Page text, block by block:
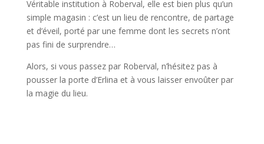
Véritable institution à Roberval, elle est bien plus qu’un
simple magasin : c’est un lieu de rencontre, de partage
et d’éveil, porté par une femme dont les secrets n’ont
pas fini de surprendre…
Alors, si vous passez par Roberval, n’hésitez pas à
pousser la porte d’Erlina et à vous laisser envoûter par
la magie du lieu.